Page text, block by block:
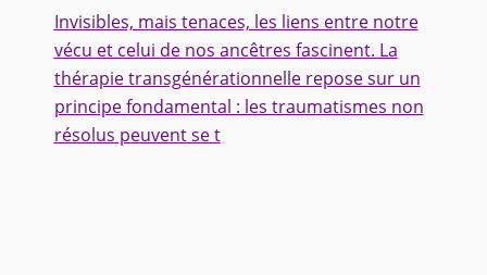
Invisibles, mais tenaces, les liens entre notre
vécu et celui de nos ancêtres fascinent. La
thérapie transgénérationnelle repose sur un
principe fondamental : les traumatismes non
résolus peuvent se t